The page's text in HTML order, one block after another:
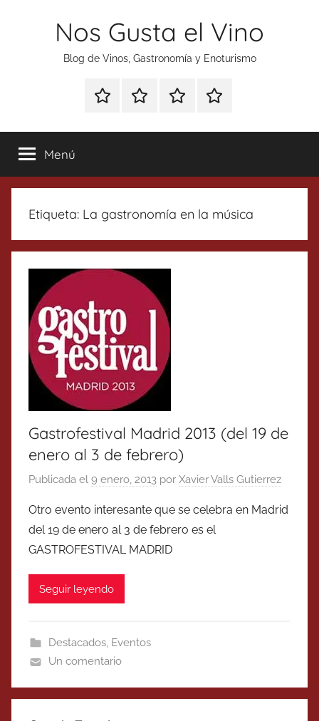
Nos Gusta el Vino
Blog de Vinos, Gastronomía y Enoturismo
Especial
Tonics
Enoturismo
Gastronomía
RankingContacto
Menú
Etiqueta: La gastronomía en la música
Gastrofestival Madrid 2013 (del 19 de
enero al 3 de febrero)
Publicada el 9 enero, 2013 por Xavier Valls Gutierrez
Otro evento interesante que se celebra en Madrid
del 19 de enero al 3 de febrero es el
GASTROFESTIVAL MADRID
Seguir leyendo
Destacados, Eventos
Un comentario